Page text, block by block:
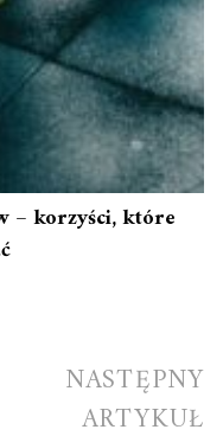
– korzyści, które
NASTĘPNY
ARTYKUŁ